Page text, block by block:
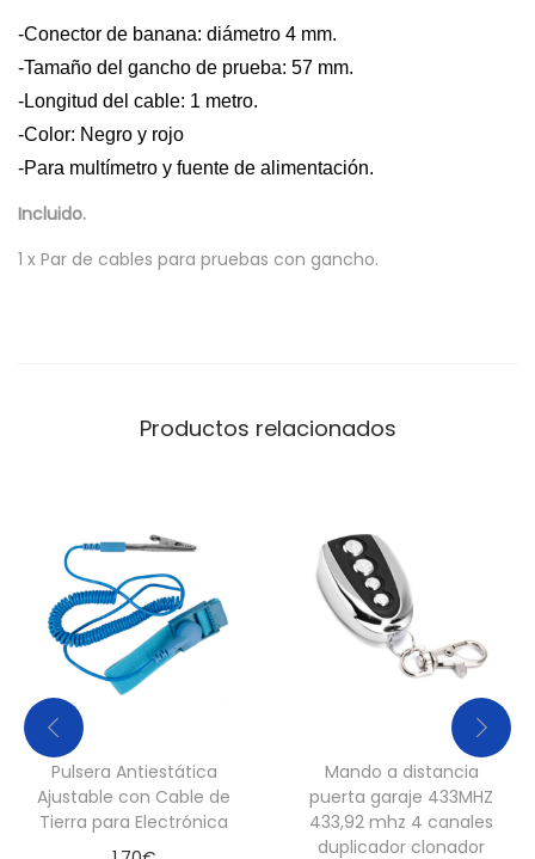
-Conector de banana: diámetro 4 mm.
-Tamaño del gancho de prueba: 57 mm.
-Longitud del cable: 1 metro.
-Color: Negro y rojo
-Para multímetro y fuente de alimentación.
Incluido.
1 x Par de cables para pruebas con gancho.
Productos relacionados
Pulsera Antiestática
Ajustable con Cable de
Tierra para Electrónica
Mando a distancia
puerta garaje 433MHZ
433,92 mhz 4 canales
duplicador clonador